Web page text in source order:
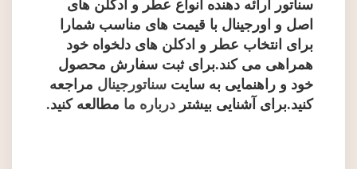
سناتور ارائه دهنده انواع عطر و ادکلن های
اصل و اورجینال با قیمت های مناسب شمارا
برای انتخاب عطر و ادکلن های دلخواه خود
همراهی می کند.برای ثبت سفارش محصول
خود و راهنمایی به سایت سناتورجینال مراجعه
کنید.برای آشنایی بیشتر درباره ما مطالعه کنید.